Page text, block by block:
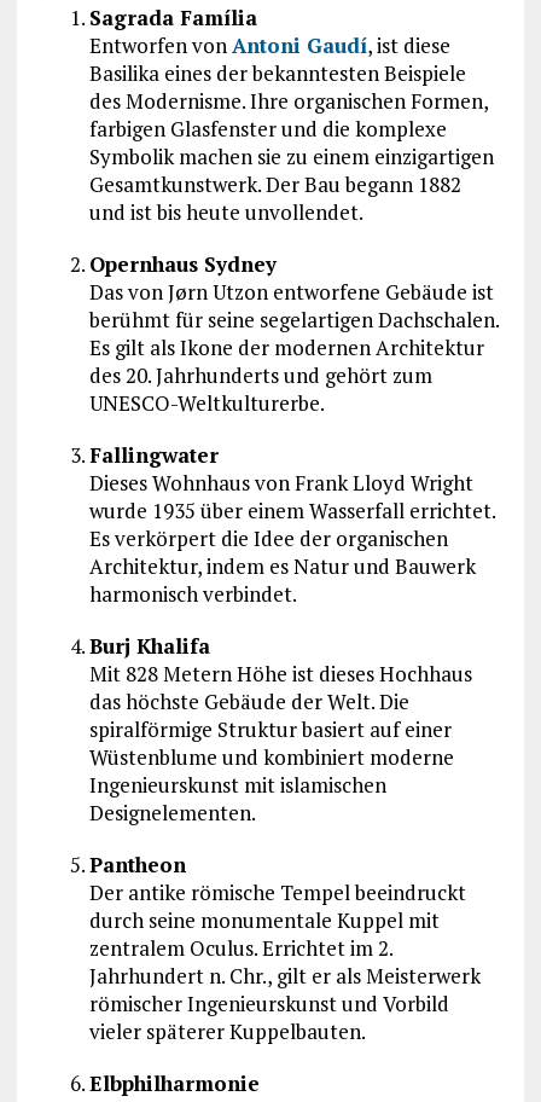
Sagrada Família
Entworfen vonAntoni Gaudí, ist diese
Basilika eines der bekanntesten Beispiele
des Modernisme. Ihre organischen Formen,
farbigen Glasfenster und die komplexe
Symbolik machen sie zu einem einzigartigen
Gesamtkunstwerk. Der Bau begann 1882
und ist bis heute unvollendet.
Opernhaus Sydney
Das vonJørn Utzonentworfene Gebäude ist
berühmt für seine segelartigen Dachschalen.
Es gilt als Ikone der modernen Architektur
des 20. Jahrhunderts und gehört zum
UNESCO-Weltkulturerbe.
Fallingwater
Dieses Wohnhaus vonFrank Lloyd Wright
wurde 1935 über einem Wasserfall errichtet.
Es verkörpert die Idee der organischen
Architektur, indem es Natur und Bauwerk
harmonisch verbindet.
Burj Khalifa
Mit 828 Metern Höhe ist dieses Hochhaus
das höchste Gebäude der Welt. Die
spiralförmige Struktur basiert auf einer
Wüstenblume und kombiniert moderne
Ingenieurskunst mit islamischen
Designelementen.
Pantheon
Der antike römische Tempel beeindruckt
durch seine monumentale Kuppel mit
zentralem Oculus. Errichtet im 2.
Jahrhundert n. Chr., gilt er als Meisterwerk
römischer Ingenieurskunst und Vorbild
vieler späterer Kuppelbauten.
Elbphilharmonie